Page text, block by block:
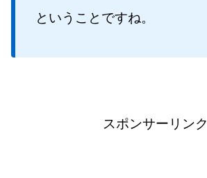
ということですね。
スポンサーリンク